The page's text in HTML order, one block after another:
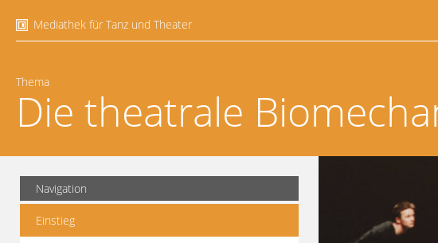
Mediathek für Tanz und Theater
Thema
Die theatrale
Navigation
Einstieg